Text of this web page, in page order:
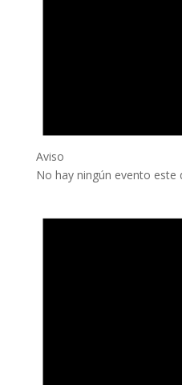
Aviso
No hay ningún evento este